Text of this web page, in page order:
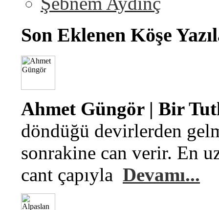
Son Eklenen Köşe
Ahmet Güngör | Bir
döndüğü devirlerden
sonrakine can verir. En
cant çapıyla Devamı...